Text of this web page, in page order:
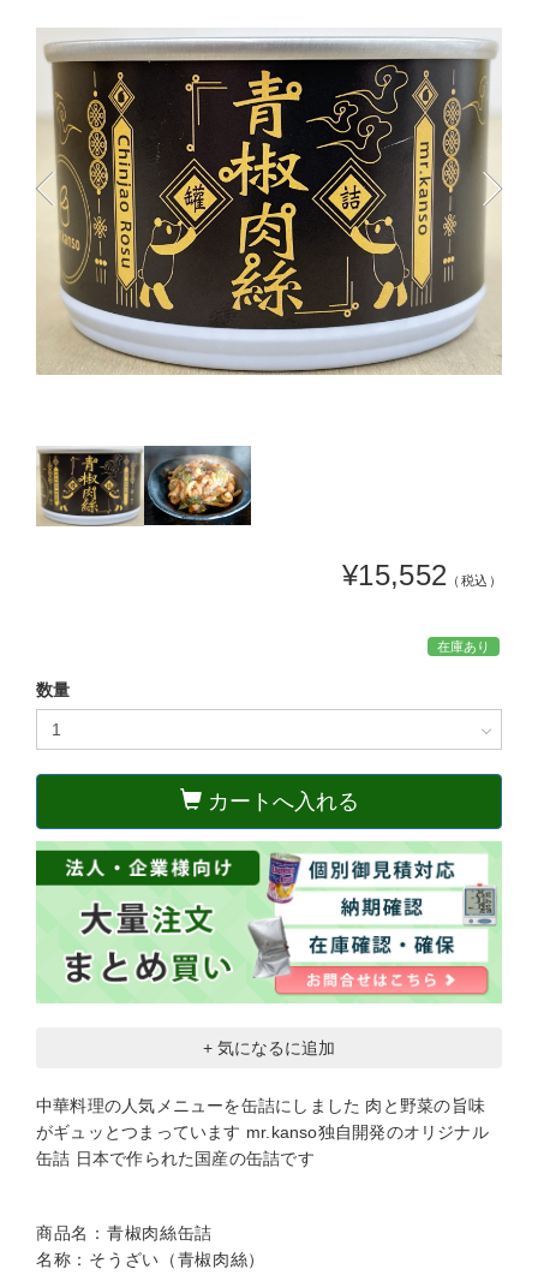
¥15,552 （税込）
在庫あり
数量
カートへ入れる
+ 気になるに追加
中華料理の人気メニューを缶詰にしました 肉と野菜の旨味
がギュッとつまっています mr.kanso独自開発のオリジナル
缶詰 日本で作られた国産の缶詰です
商品名：青椒肉絲缶詰
名称：そうざい（青椒肉絲）